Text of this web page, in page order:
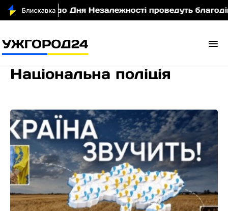
до Дня Незалежності проведуть благодійний
Національна поліція